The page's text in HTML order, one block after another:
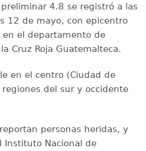
4.8 se registró a las
12 de mayo, con epicentro
en el departamento de
Cruz Roja Guatemalteca.
en el centro (Ciudad de
del sur y occidente
personas heridas, y
Instituto Nacional de